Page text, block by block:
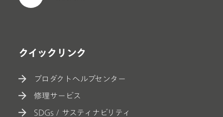
クイックリンク
プロダクトヘルプセンター
修理サービス
SDGs / サスティナビリティ